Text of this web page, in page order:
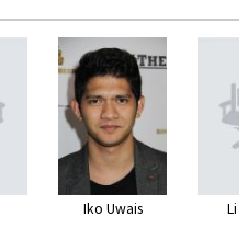
Iko Uwais Li